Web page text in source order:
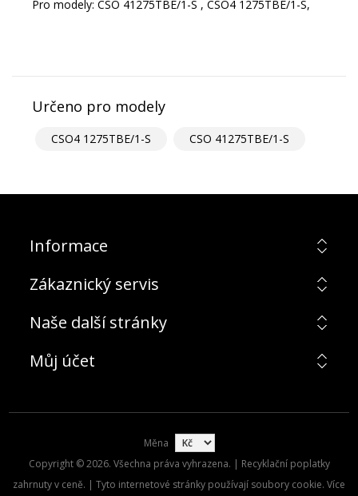
Pro modely: CSO 41275TBE/1-S , CSO4 1275TBE/1-S,
Určeno pro modely
CSO4 1275TBE/1-S CSO 41275TBE/1-S
Informace
Zákaznický servis
Naše další stránky
Můj účet
Měna
Copyright © 2026. Všechna práva vyhrazena. | Recyklační poplatky
zahrnuty v ceně. | Tyto internetové stránky používají soubory cookie. Více